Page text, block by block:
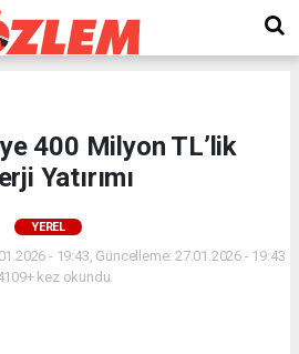
400 Milyon TL’lik
Yatırımı
YEREL
- 19:43, Güncelleme: 27.01.2026 - 19:43
kez okundu.